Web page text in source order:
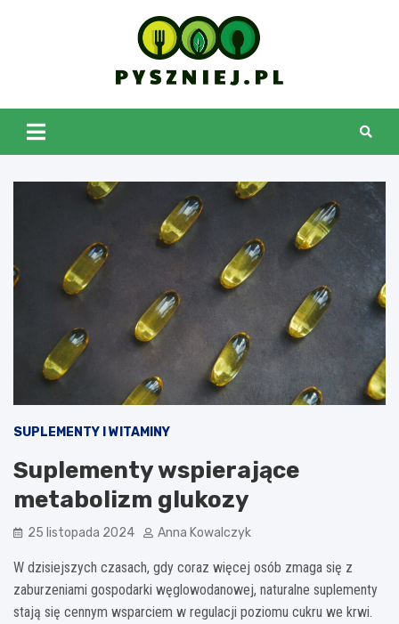
pyszniej.pl
SUPLEMENTY I WITAMINY
Suplementy wspierające
metabolizm glukozy
25 listopada 2024 Anna Kowalczyk
W dzisiejszych czasach, gdy coraz więcej osób zmaga się z
zaburzeniami gospodarki węglowodanowej, naturalne suplementy
stają się cennym wsparciem w regulacji poziomu cukru we krwi.